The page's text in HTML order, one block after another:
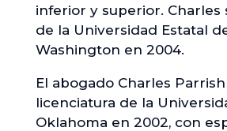
inferior y superior. Charles
de la Universidad Estatal
Washington en 2004.
El abogado Charles
licenciatura de la
Oklahoma en 2002, con